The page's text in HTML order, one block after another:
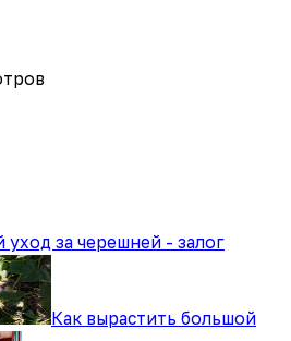
уход за черешней - залог
Как вырастить большой